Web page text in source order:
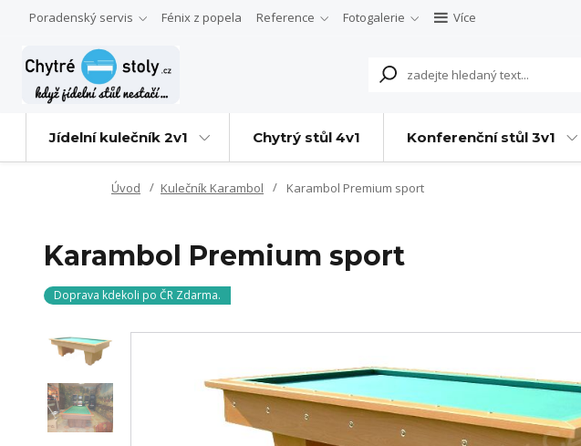
Poradenský servis Fénix z popela Reference Fotogalerie Více
Jídelní kulečník 2v1 Chytrý stůl 4v1 Konferenční stůl 3v1
Úvod Kulečník Karambol Karambol Premium sport
Karambol Premium sport
Doprava kdekoli po ČR Zdarma.